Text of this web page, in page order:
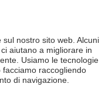
chi desidera vivere il
autentici, alloggi e